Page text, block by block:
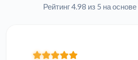
Рейтинг 4.98 из 5 на